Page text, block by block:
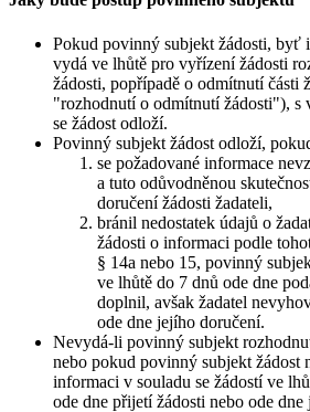
Pokud povinný subjekt žádosti, byť
vydá ve lhůtě pro vyřízení žádosti
žádosti, popřípadě o odmítnutí části
"rozhodnutí o odmítnutí žádosti"),
se žádost odloží.
Povinný subjekt žádost odloží,
se požadované informace
a tuto odůvodněnou
doručení žádosti žadateli,
bránil nedostatek údajů o
žádosti o informaci podle
§ 14a nebo 15, povinný
ve lhůtě do 7 dnů ode dne
doplnil, avšak žadatel
ode dne jejího doručení.
Nevydá-li povinný subjekt
nebo pokud povinný subjekt žádost
informaci v souladu se žádostí ve
ode dne přijetí žádosti nebo ode